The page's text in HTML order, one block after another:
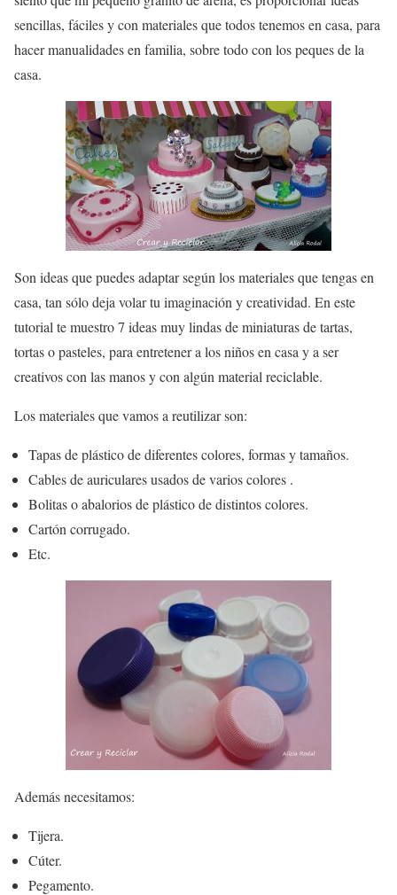
sencillas, fáciles y con materiales que todos tenemos en casa, para
hacer manualidades en familia, sobre todo con los peques de la
casa.
Son ideas que puedes adaptar según los materiales que tengas en
casa, tan sólo deja volar tu imaginación y creatividad. En este
tutorial te muestro 7 ideas muy lindas de miniaturas de tartas,
tortas o pasteles, para entretener a los niños en casa y a ser
creativos con las manos y con algún material reciclable.
Los materiales que vamos a reutilizar son:
Tapas de plástico de diferentes colores, formas y tamaños.
Cables de auriculares usados de varios colores .
Bolitas o abalorios de plástico de distintos colores.
Cartón corrugado.
Etc.
Además necesitamos:
Tijera.
Cúter.
Pegamento.